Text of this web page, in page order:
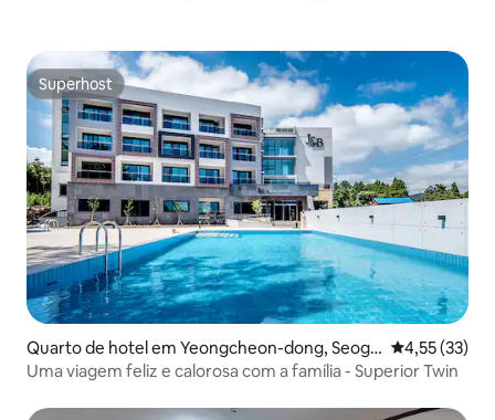
Superhost
Superhost
Quarto de hotel em Yeongcheon-dong, Seog
wipo
Classificação
4,55 (33)
Uma viagem feliz e calorosa com a família - Superior Twin